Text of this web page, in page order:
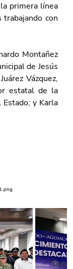
primera línea
con
Montañez
de Jesús
Vázquez,
estatal de la
y Karla